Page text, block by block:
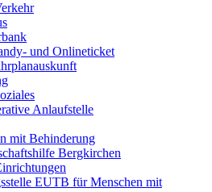
und Onlineticket
Anlaufstelle
mit Behinderung
Bergkirchen
EUTB für Menschen mit